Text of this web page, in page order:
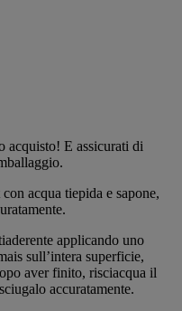
acquisto! E assicurati di
acqua tiepida e sapone,
applicando uno
sull’intera superficie,
aver finito, risciacqua il
accuratamente.